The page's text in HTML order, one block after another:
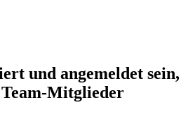
und angemeldet sein,
Mitglieder